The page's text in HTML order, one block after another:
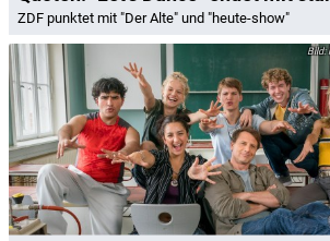
ZDF punktet mit "Der Alte" und "heute-show"